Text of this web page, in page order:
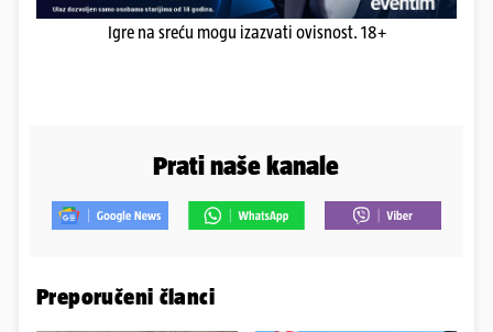
Igre na sreću mogu izazvati ovisnost. 18+
Prati naše kanale
Preporučeni članci